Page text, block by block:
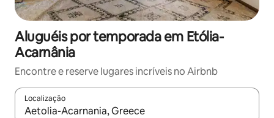
Aluguéis por temporada em Etólia-
Acarnânia
Encontre e reserve lugares incríveis no Airbnb
Localização
Quando os resultados estiverem disponíveis, explore-os